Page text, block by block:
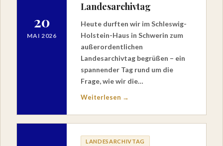
20
MAI 2026
Landesarchivtag
Heute durften wir im Schleswig-
Holstein-Haus in Schwerin zum
außerordentlichen
Landesarchivtag begrüßen – ein
spannender Tag rund um die
Frage, wie wir die…
Weiterlesen →
LANDESARCHIVTAG